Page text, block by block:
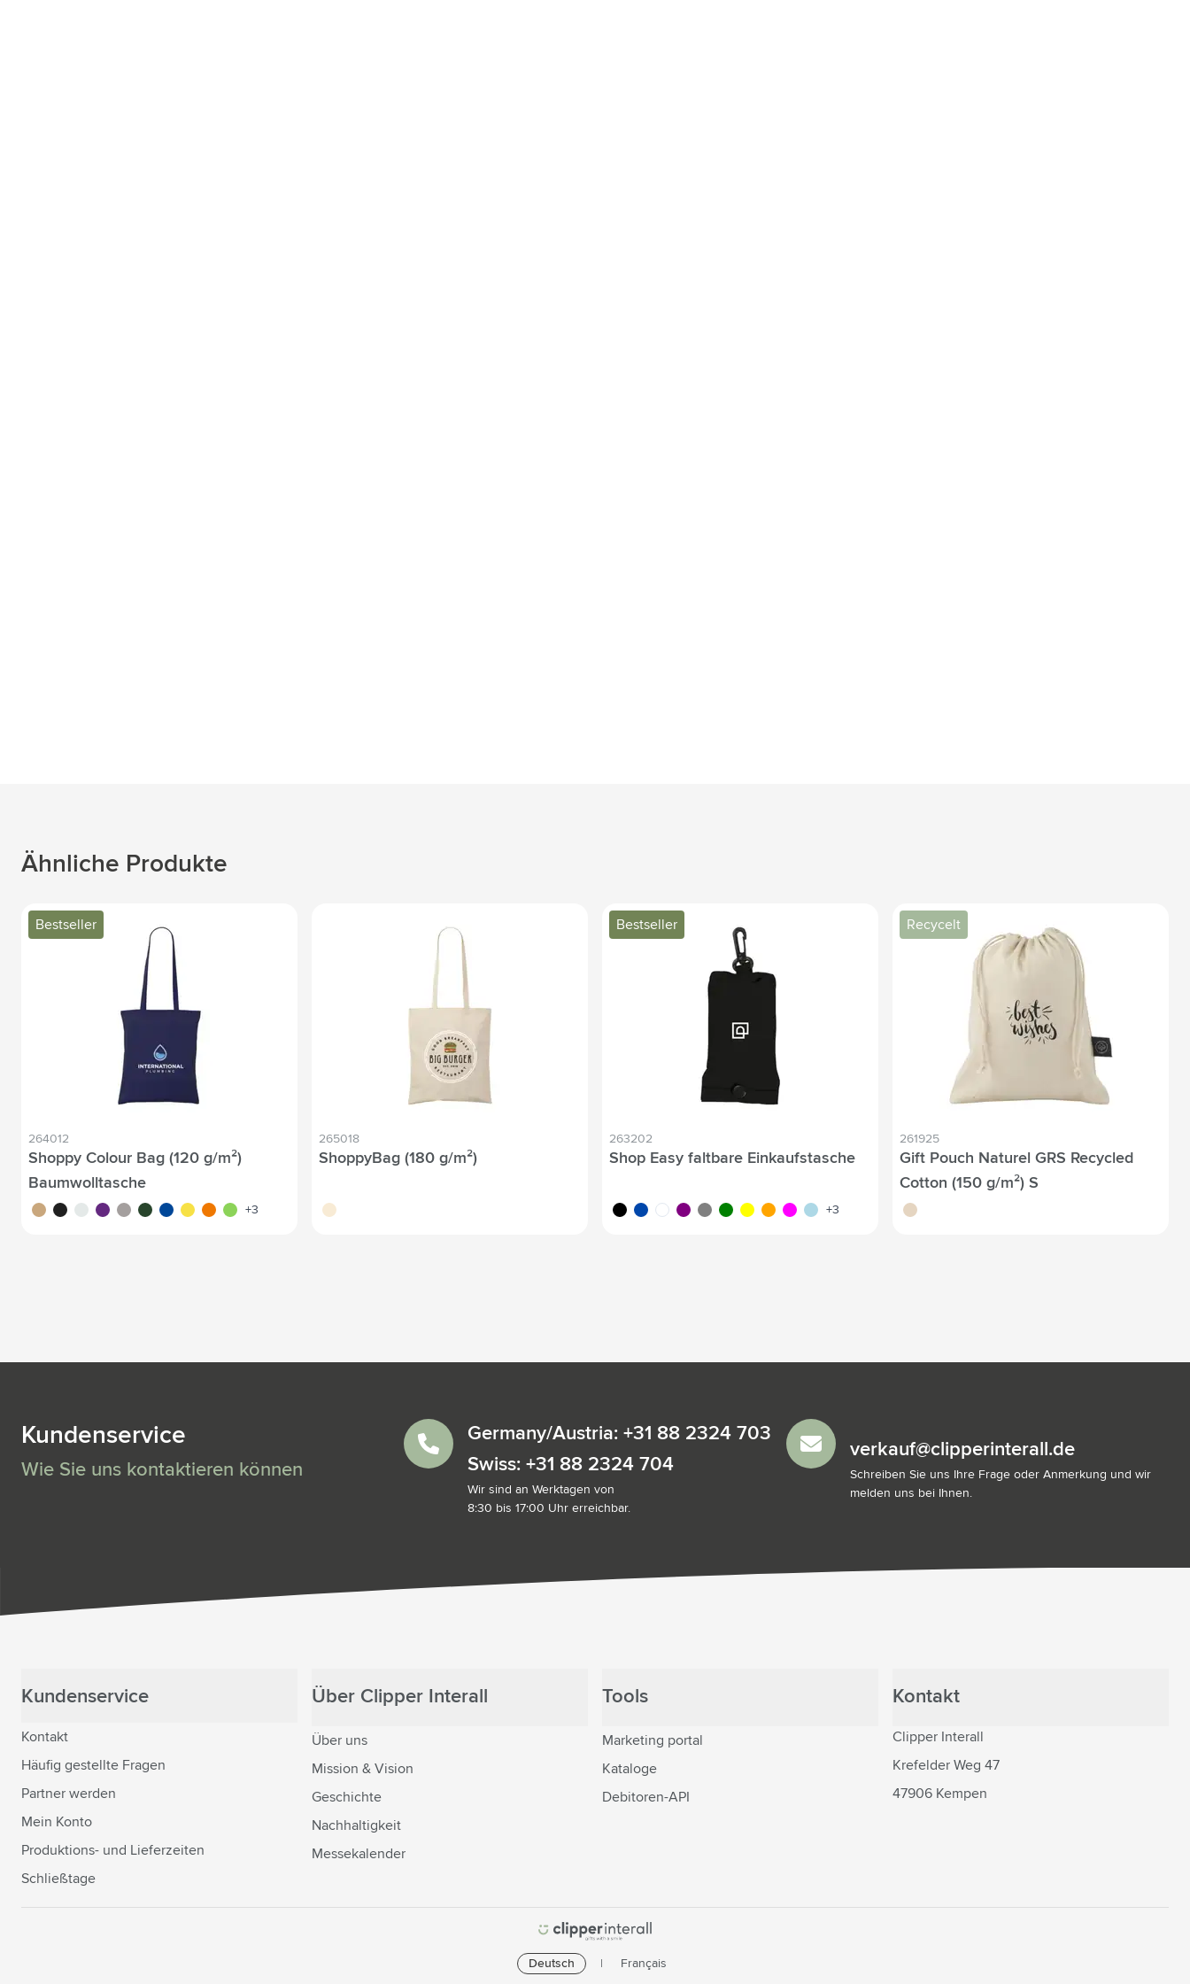
Ähnliche Produkte
Bestseller
264012
Shoppy Colour Bag (120 g/m²)
Baumwolltasche
brun noir blancpourpre
gris vert bleu jauneorangevert clair
+3
265018
ShoppyBag (180 g/m²)
écru
Bestseller
263202
Shop Easy faltbare Einkaufstasche
noir bleu cobalt
blancpourpre
gris vert jauneorangemagentableu clair
+3
Recycelt
261925
Gift Pouch Naturel GRS Recycled
Cotton (150 g/m²) S
naturel
Kundenservice
Wie Sie uns kontaktieren können
Germany/Austria: +31 88 2324 703
Swiss: +31 88 2324 704
Wir sind an Werktagen von
8:30 bis 17:00 Uhr erreichbar.
verkauf@clipperinterall.de
Schreiben Sie uns Ihre Frage oder Anmerkung und wir
melden uns bei Ihnen.
Kundenservice
Kontakt
Häufig gestellte Fragen
Partner werden
Mein Konto
Produktions- und Lieferzeiten
Schließtage
Über Clipper Interall
Über uns
Mission & Vision
Geschichte
Nachhaltigkeit
Messekalender
Tools
Marketing portal
Kataloge
Debitoren-API
Kontakt
Clipper Interall
Krefelder Weg 47
47906 Kempen
Deutsch Français